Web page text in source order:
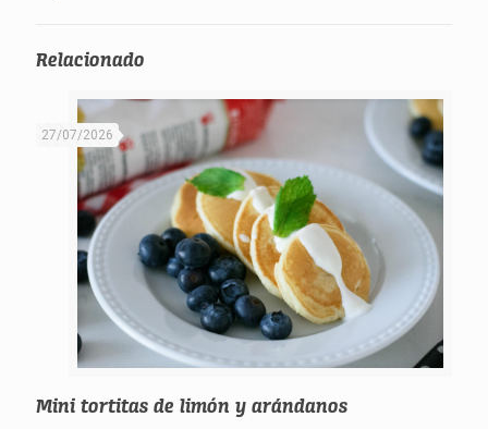
Relacionado
27/07/2026
Mini tortitas de limón y arándanos